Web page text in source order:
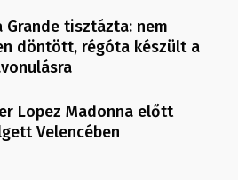
Grande tisztázta: nem
döntött, régóta készült a
Lopez Madonna előtt
Velencében